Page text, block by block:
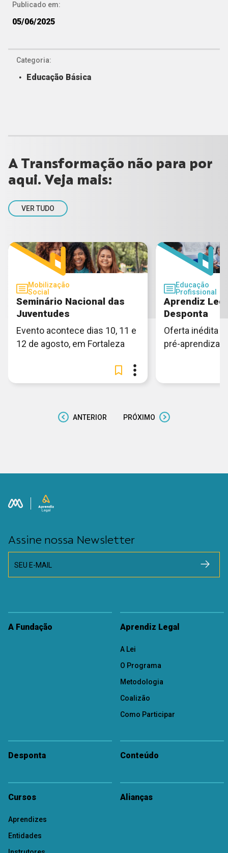
Publicado em:
05/06/2025
Categoria:
Educação Básica
A Transformação não para por
aqui. Veja mais:
VER TUDO
Mobilização
Social
Seminário Nacional das
Juventudes
Evento acontece dias 10, 11 e
12 de agosto, em Fortaleza
Educação
Profissional
Aprendiz
Desponta
Oferta inédita
pré-
ANTERIOR PRÓXIMO
Assine nossa Newsletter
SEU E-MAIL
A Fundação Aprendiz Legal
A Lei
O Programa
Metodologia
Coalizão
Como Participar
Desponta Conteúdo
Cursos
Aprendizes
Entidades
Alianças